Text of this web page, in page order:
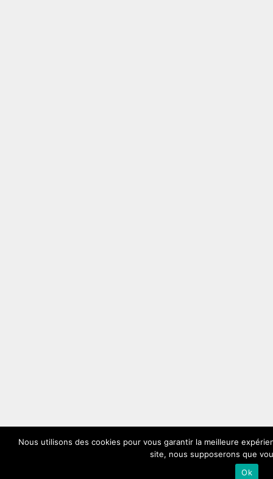
Nous utilisons des cookies pour vous garantir la meilleure
site, nous supposerons que
Ok